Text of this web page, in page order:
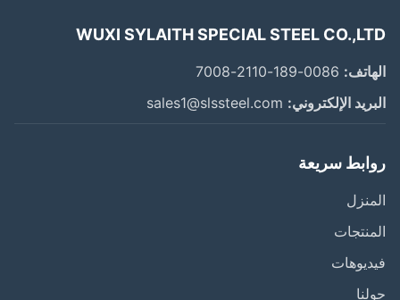
WUXI SYLAITH SPECIAL STEEL
0086-189-2110-7008
الإلكتروني: sales1@slssteel.com
سريعة